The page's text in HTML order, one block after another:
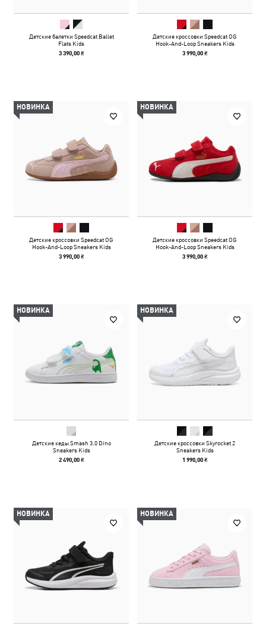
Детские балетки Speedcat Ballet
Flats Kids
3 390,00 ₴
Детские кроссовки Speedcat OG
Hook-And-Loop Sneakers Kids
3 990,00 ₴
НОВИНКА
Детские кроссовки Speedcat OG
Hook-And-Loop Sneakers Kids
3 990,00 ₴
НОВИНКА
Детские кроссовки Speedcat OG
Hook-And-Loop Sneakers Kids
3 990,00 ₴
НОВИНКА
Детские кеды Smash 3.0 Dino
Sneakers Kids
2 490,00 ₴
НОВИНКА
Детские кроссовки Skyrocket 2
Sneakers Kids
1 990,00 ₴
НОВИНКА НОВИНКА